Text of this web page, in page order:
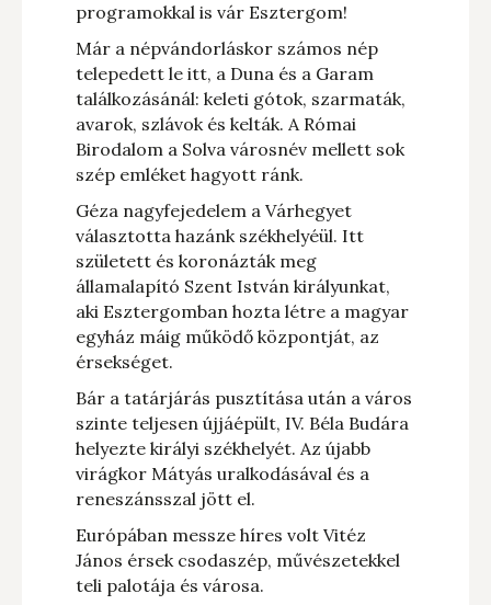
programokkal is vár Esztergom!
Már a népvándorláskor számos nép
telepedett le itt, a Duna és a Garam
találkozásánál: keleti gótok, szarmaták,
avarok, szlávok és kelták. A Római
Birodalom a Solva városnév mellett sok
szép emléket hagyott ránk.
Géza nagyfejedelem a Várhegyet
választotta hazánk székhelyéül. Itt
született és koronázták meg
államalapító Szent István királyunkat,
aki Esztergomban hozta létre a magyar
egyház máig működő központját, az
érsekséget.
Bár a tatárjárás pusztítása után a város
szinte teljesen újjáépült, IV. Béla Budára
helyezte királyi székhelyét. Az újabb
virágkor Mátyás uralkodásával és a
reneszánsszal jött el.
Európában messze híres volt Vitéz
János érsek csodaszép, művészetekkel
teli palotája és városa.